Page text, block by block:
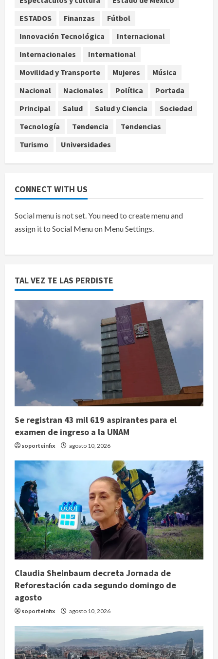
4
Jardín Hidalgo de Coyoacán atrae
mariposas y aves tras convertirse
en espacio polinizador
Planta Tecolote-La Gloria recibió
tres veces fondos internacionales y
agosto 10, 2026
ESTADOS
Finanzas
Fútbol
Innovación Tecnológica
Internacional
Internacionales
International
Movilidad y Transporte
Mujeres
Música
Nacional
Nacionales Política
Portada
Principal
Salud Salud y Ciencia
Sociedad
Tecnología
Tendencia
Tendencias
Turismo
Universidades
CONNECT WITH US
Social menu is not set. You need to create menu and
assign it to Social Menu on Menu Settings.
TAL VEZ TE LAS PERDISTE
Se registran 43 mil 619 aspirantes para el
examen de ingreso a la UNAM
soporteinfix agosto 10, 2026
Claudia Sheinbaum decreta Jornada de
Reforestación cada segundo domingo de
agosto
soporteinfix agosto 10, 2026